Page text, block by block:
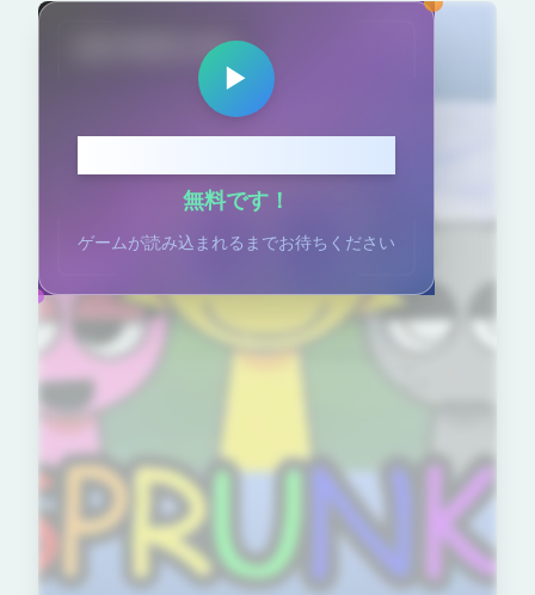
spruted.com
▶
無料です！
ゲームが読み込まれるまでお待ちください